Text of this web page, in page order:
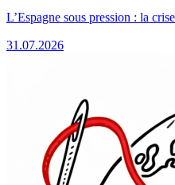
L’Espagne sous pression : la
31.07.2026